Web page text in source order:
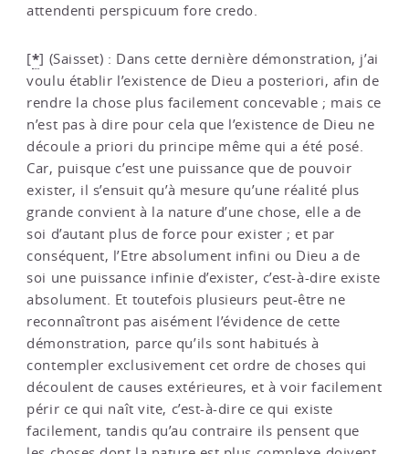
attendenti perspicuum fore credo.
[*] (Saisset) : Dans cette dernière démonstration, j’ai
voulu établir l’existence de Dieu a posteriori, afin de
rendre la chose plus facilement concevable ; mais ce
n’est pas à dire pour cela que l’existence de Dieu ne
découle a priori du principe même qui a été posé.
Car, puisque c’est une puissance que de pouvoir
exister, il s’ensuit qu’à mesure qu’une réalité plus
grande convient à la nature d’une chose, elle a de
soi d’autant plus de force pour exister ; et par
conséquent, l’Etre absolument infini ou Dieu a de
soi une puissance infinie d’exister, c’est-à-dire existe
absolument. Et toutefois plusieurs peut-être ne
reconnaîtront pas aisément l’évidence de cette
démonstration, parce qu’ils sont habitués à
contempler exclusivement cet ordre de choses qui
découlent de causes extérieures, et à voir facilement
périr ce qui naît vite, c’est-à-dire ce qui existe
facilement, tandis qu’au contraire ils pensent que